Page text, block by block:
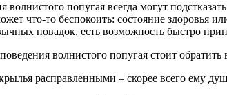
волнистого попугая всегда могут
что-то беспокоить: состояние здоровья
повадок, есть возможность быстро
волнистого попугая стоит
расправленными – скорее всего ему